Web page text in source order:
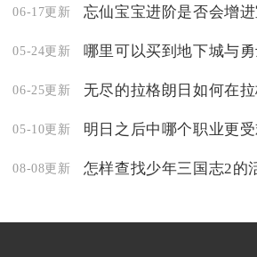
06-17更新
05-24更新
06-25更新
05-10更新 明日之后中哪个职业更
08-08更新 怎样查找少年三国志2的